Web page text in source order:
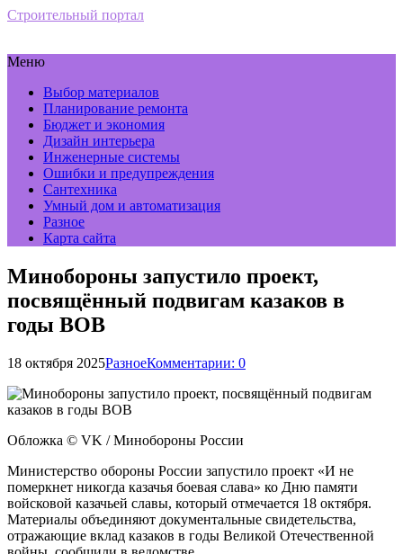
Строительный портал
Меню
Выбор материалов
Планирование ремонта
Бюджет и экономия
Дизайн интерьера
Инженерные системы
Ошибки и предупреждения
Сантехника
Умный дом и автоматизация
Разное
Карта сайта
Минобороны запустило проект,
посвящённый подвигам казаков в
годы ВОВ
18 октября 2025РазноеКомментарии: 0
Обложка © VK / Минобороны России
Министерство обороны России запустило проект «И не
померкнет никогда казачья боевая слава» ко Дню памяти
войсковой казачьей славы, который отмечается 18 октября.
Материалы объединяют документальные свидетельства,
отражающие вклад казаков в годы Великой Отечественной